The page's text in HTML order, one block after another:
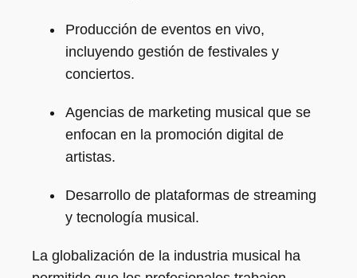
Producción de eventos en vivo,
incluyendo gestión de festivales y
conciertos.
Agencias de marketing musical que se
enfocan en la promoción digital de
artistas.
Desarrollo de plataformas de streaming
y tecnología musical.
La globalización de la industria musical ha